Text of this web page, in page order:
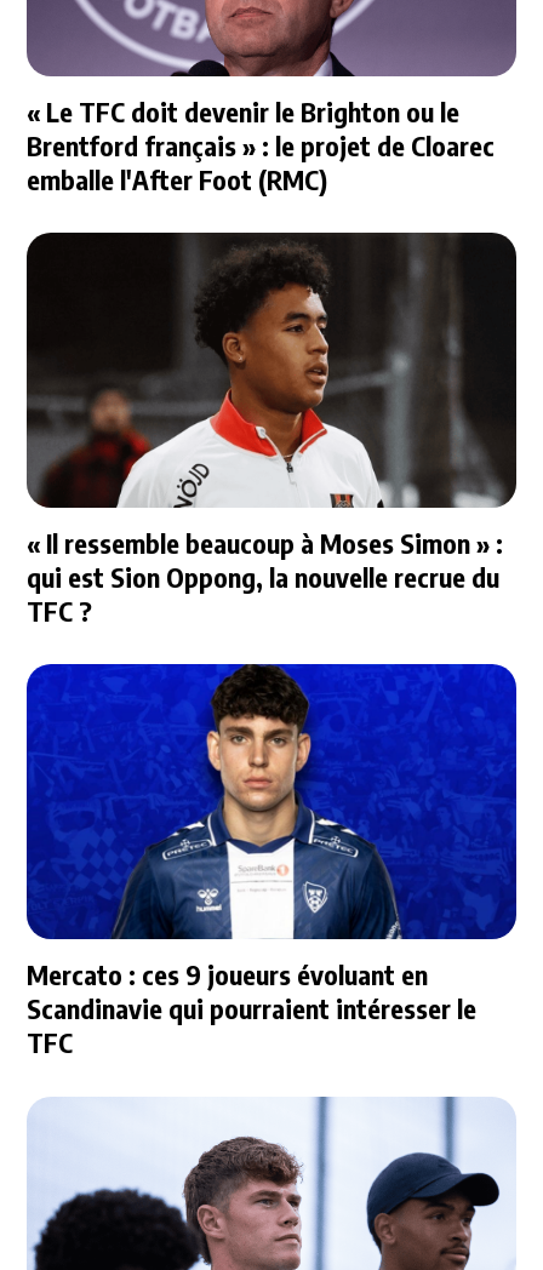
« Le TFC doit devenir le Brighton ou le
Brentford français » : le projet de Cloarec
emballe l'After Foot (RMC)
« Il ressemble beaucoup à Moses Simon » :
qui est Sion Oppong, la nouvelle recrue du
TFC ?
Mercato : ces 9 joueurs évoluant en
Scandinavie qui pourraient intéresser le
TFC